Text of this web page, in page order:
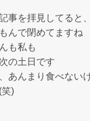
事を拝見してると
んで閉めてますね
も私も
の土日です
あんまり食べない
)